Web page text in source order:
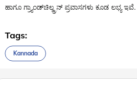
ಹಾಗೂ ಗ್ರ್ಯಾಂಡ್‌ಚಿಲ್ಡ್ರನ್ ಪ್ರವಾಸಗಳು ಕೂಡ ಲಭ್ಯ ಇವೆ.
Tags:
Kannada